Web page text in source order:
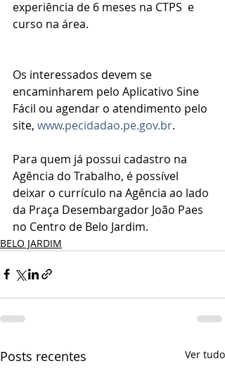
experiência de 6 meses na CTPS  e
curso na área.
Os interessados devem se
encaminharem pelo Aplicativo Sine
Fácil ou agendar o atendimento pelo
site, www.pecidadao.pe.gov.br.
Para quem já possui cadastro na
Agência do Trabalho, é possível
deixar o currículo na Agência ao lado
da Praça Desembargador João Paes
no Centro de Belo Jardim.
BELO JARDIM
Posts recentes Ver tudo